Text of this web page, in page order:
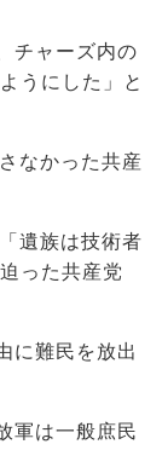
チャーズ内の
うにした」と
なかった共産
遺族は技術者
った共産党
に難民を放出
軍は一般庶民